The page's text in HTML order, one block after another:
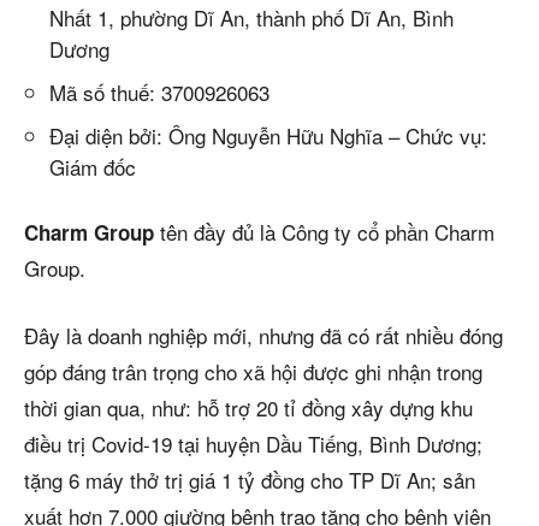
Nhất 1, phường Dĩ An, thành phố Dĩ An, Bình
Dương
Mã số thuế: 3700926063
Đại diện bởi: Ông Nguyễn Hữu Nghĩa – Chức vụ:
Giám đốc
Charm Group tên đầy đủ là Công ty cổ phần Charm
Group.
Đây là doanh nghiệp mới, nhưng đã có rất nhiều đóng
góp đáng trân trọng cho xã hội được ghi nhận trong
thời gian qua, như: hỗ trợ 20 tỉ đồng xây dựng khu
điều trị Covid-19 tại huyện Dầu Tiếng, Bình Dương;
tặng 6 máy thở trị giá 1 tỷ đồng cho TP Dĩ An; sản
xuất hơn 7.000 giường bệnh trao tặng cho bệnh viện